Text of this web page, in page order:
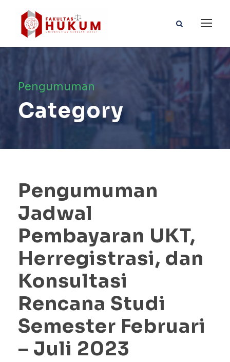
Pengumuman
Category
Pengumuman
Jadwal
Pembayaran UKT,
Herregistrasi, dan
Konsultasi
Rencana Studi
Semester Februari
– Juli 2023